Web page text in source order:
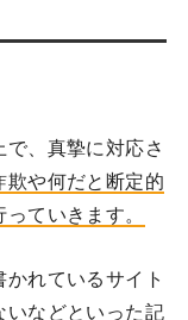
、真摯に対応さ
欺や何だと断定的
ていきます。
れているサイト
いなどといった記